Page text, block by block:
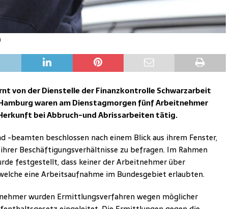
von der Dienstelle der Finanzkontrolle Schwarzarbeit
waren am Dienstagmorgen fünf Arbeitnehmer
bei Abbruch-und Abrissarbeiten tätig.
-beamten beschlossen nach einem Blick aus ihrem Fenster,
Beschäftigungsverhältnisse zu befragen. Im Rahmen
festgestellt, dass keiner der Arbeitnehmer über
eine Arbeitsaufnahme im Bundesgebiet erlaubten.
wurden Ermittlungsverfahren wegen möglicher